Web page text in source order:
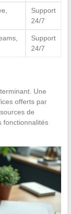
Support
24/7
Support
24/7
Une
offerts par
de
fonctionnalités